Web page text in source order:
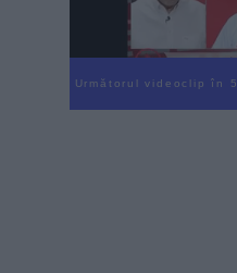
Următorul videoclip în 4